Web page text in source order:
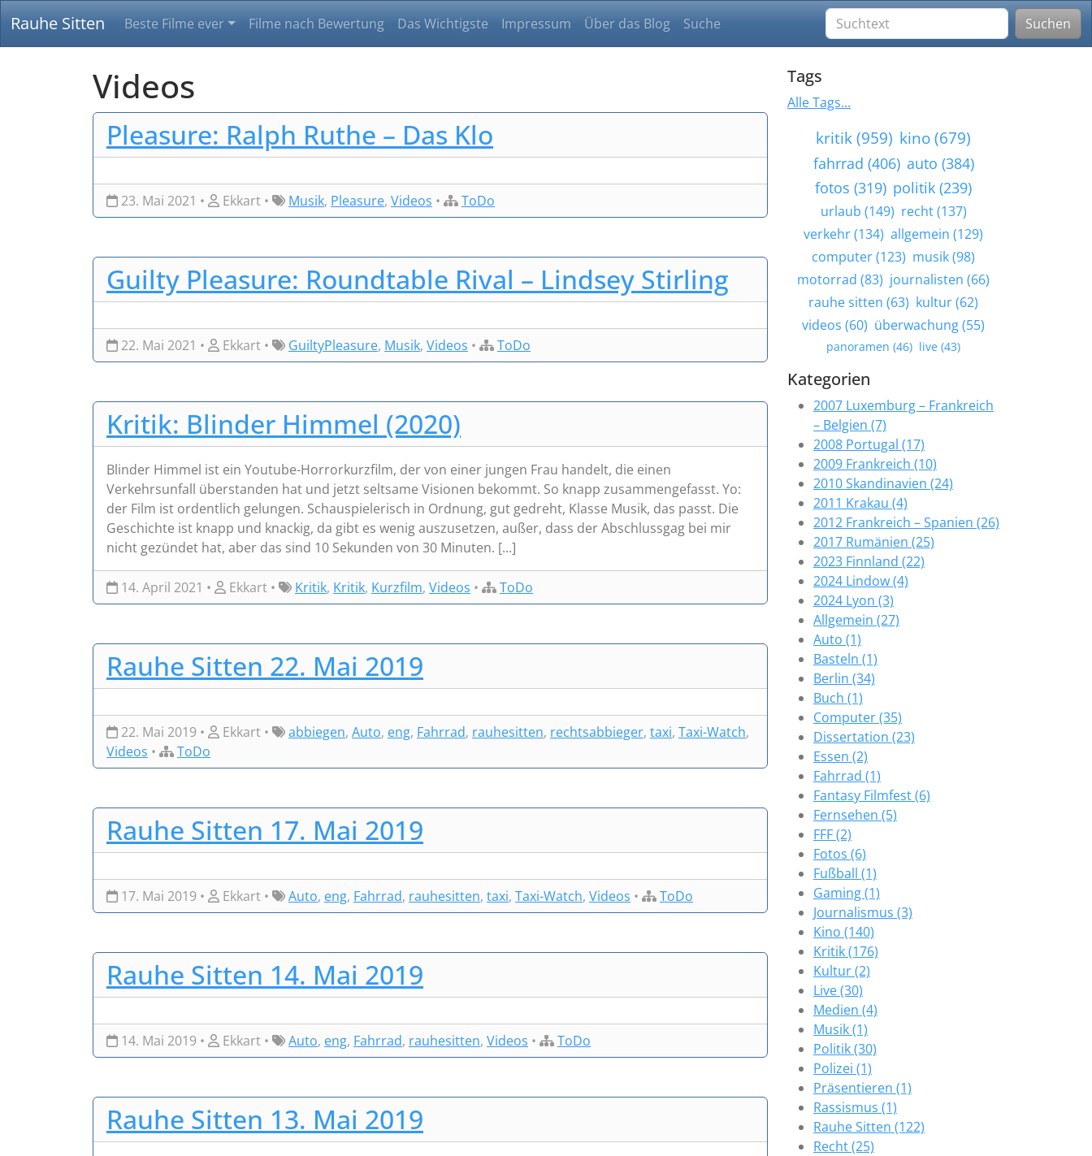
Rauhe Sitten Beste Filme ever Filme nach Bewertung Das Wichtigste Impressum Über das Blog Suche Suchen
Videos
Pleasure: Ralph Ruthe – Das Klo
23. Mai 2021 • Ekkart • Musik, Pleasure, Videos • ToDo
Guilty Pleasure: Roundtable Rival – Lindsey Stirling
22. Mai 2021 • Ekkart • GuiltyPleasure, Musik, Videos • ToDo
Kritik: Blinder Himmel (2020)
Blinder Himmel ist ein Youtube-Horrorkurzfilm, der von einer jungen Frau handelt, die einen
Verkehrsunfall überstanden hat und jetzt seltsame Visionen bekommt. So knapp zusammengefasst. Yo:
der Film ist ordentlich gelungen. Schauspielerisch in Ordnung, gut gedreht, Klasse Musik, das passt. Die
Geschichte ist knapp und knackig, da gibt es wenig auszusetzen, außer, dass der Abschlussgag bei mir
nicht gezündet hat, aber das sind 10 Sekunden von 30 Minuten. [...]
14. April 2021 • Ekkart • Kritik, Kritik, Kurzfilm, Videos • ToDo
Rauhe Sitten 22. Mai 2019
22. Mai 2019 • Ekkart • abbiegen, Auto, eng, Fahrrad, rauhesitten, rechtsabbieger, taxi, Taxi-Watch,
Videos • ToDo
Rauhe Sitten 17. Mai 2019
17. Mai 2019 • Ekkart • Auto, eng, Fahrrad, rauhesitten, taxi, Taxi-Watch, Videos • ToDo
Rauhe Sitten 14. Mai 2019
14. Mai 2019 • Ekkart • Auto, eng, Fahrrad, rauhesitten, Videos • ToDo
Rauhe Sitten 13. Mai 2019
Tags
Alle Tags...
kritik (959) kino (679)
fahrrad (406) auto (384)
fotos (319) politik (239)
urlaub (149) recht (137)
verkehr (134) allgemein (129)
computer (123) musik (98)
motorrad (83) journalisten (66)
rauhe sitten (63) kultur (62)
videos (60) überwachung (55)
panoramen (46) live (43)
Kategorien
2007 Luxemburg – Frankreich
– Belgien (7)
2008 Portugal (17)
2009 Frankreich (10)
2010 Skandinavien (24)
2011 Krakau (4)
2012 Frankreich – Spanien (26)
2017 Rumänien (25)
2023 Finnland (22)
2024 Lindow (4)
2024 Lyon (3)
Allgemein (27)
Auto (1)
Basteln (1)
Berlin (34)
Buch (1)
Computer (35)
Dissertation (23)
Essen (2)
Fahrrad (1)
Fantasy Filmfest (6)
Fernsehen (5)
FFF (2)
Fotos (6)
Fußball (1)
Gaming (1)
Journalismus (3)
Kino (140)
Kritik (176)
Kultur (2)
Live (30)
Medien (4)
Musik (1)
Politik (30)
Polizei (1)
Präsentieren (1)
Rassismus (1)
Rauhe Sitten (122)
Recht (25)